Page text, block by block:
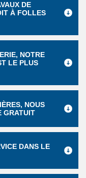
DE
À FOLLES
NOTRE
LE PLUS
NOUS
GRATUIT
DANS LE